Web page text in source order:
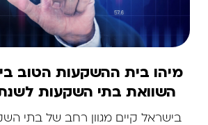
מיהו בית ההשקעות הטוב
השוואת בתי השקעות לשנת
בישראל קיים מגוון רחב של בתי